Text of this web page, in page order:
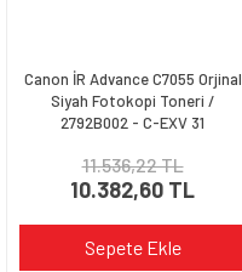
Canon İR Advance C7055 Orjinal
Siyah Fotokopi Toneri /
2792B002 - C-EXV 31
11.536,22 TL
10.382,60 TL
Sepete Ekle